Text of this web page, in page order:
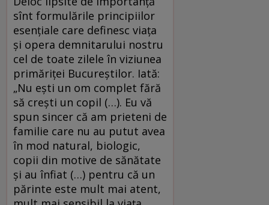
sînt formulările principiilor
esențiale care definesc viața
și opera demnitarului nostru
cel de toate zilele în viziunea
primăriței Bucureștilor. Iată:
„Nu eşti un om complet fără
să creşti un copil (…). Eu vă
spun sincer că am prieteni de
familie care nu au putut avea
în mod natural, biologic,
copii din motive de sănătate
şi au înfiat (…) pentru că un
părinte este mult mai atent,